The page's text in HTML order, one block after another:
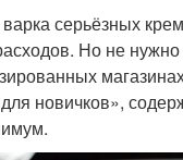
серьёзных
Но не нужно
новичков»,